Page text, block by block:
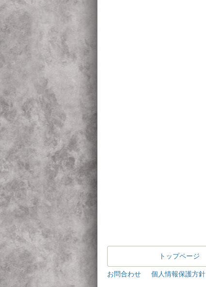
トップページ
お問合わせ 個人情報保護方針